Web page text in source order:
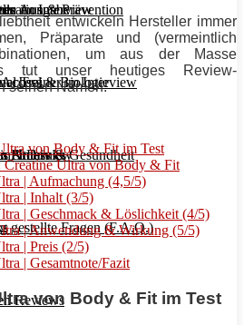
& Prävention
& Biologie
Fitness & Gesundheit
gestellte Fragen (F.A.Q.)
Reviews
& Drinks
im Interview
Trainer im Interview
Interview
Ausgabe
Archiv
entwickeln Hersteller immer
Präparate und (vermeintlich
um aus der Masse
tut unser heutiges Review-
seinen Namen.
von Body & Fit im Test
Creatine Ultra von Body & Fit
| Aufmachung (4,5/5)
| Inhalt (3/5)
| Geschmack & Löslichkeit (4/5)
| Anwendung & Wirkung (5/5)
| Preis (2/5)
| Gesamtnote/Fazit
von Body & Fit im Test